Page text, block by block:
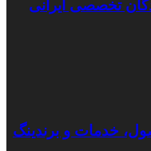
خدمات و برندینگ